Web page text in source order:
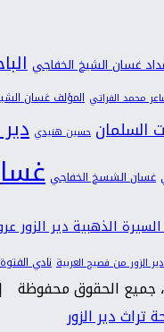
غسان الشيخ الخفاجي
محمد الفراتي المؤلف غسان
السلمان حسين هنيدي دير
غسان الشسخ الخفاجي
الذهبية دير الزور
الزور من فصيح العربية نادي الفتوة
دير الزور